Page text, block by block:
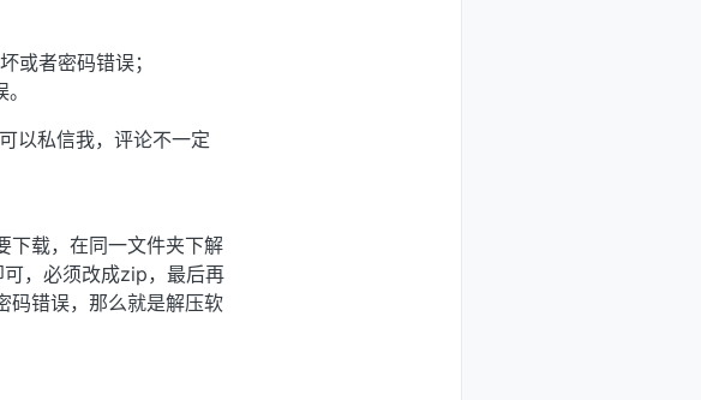
或者密码错误；
以私信我，评论不一定
下载，在同一文件夹下解
，必须改成zip，最后再
码错误，那么就是解压软